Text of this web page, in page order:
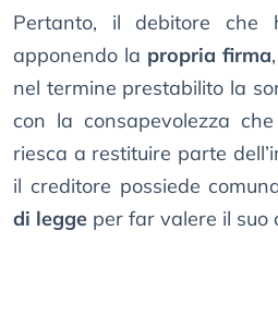
Pertanto, il debitore che
apponendo la propria firma
nel termine prestabilito la
con la consapevolezza
riesca a restituire parte
il creditore possiede
di legge per far valere il suo